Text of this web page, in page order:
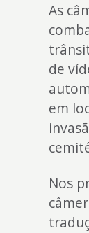
As
de
em
Nos